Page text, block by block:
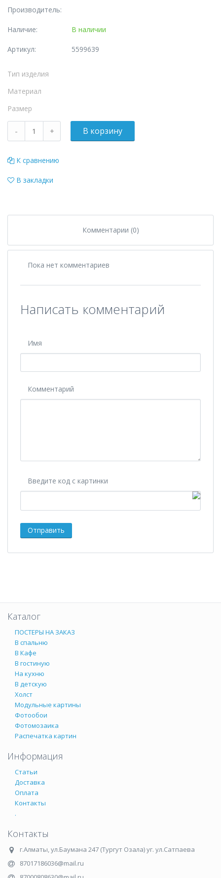
Производитель:
Наличие: В наличии
Артикул: 5599639
Тип изделия
Материал
Размер
К сравнению
В закладки
Комментарии (0)
Пока нет комментариев
Написать комментарий
Имя
Комментарий
Введите код с картинки
Каталог
ПОСТЕРЫ НА ЗАКАЗ
В спальню
В Кафе
В гостиную
На кухню
В детскую
Холст
Модульные картины
Фотообои
Фотомозаика
Распечатка картин
Информация
Статьи
Доставка
Оплата
Контакты
.
Контакты
г.Алматы,ул.Баумана 247 (Тургут Озала) уг. ул.Сатпаева
87017186036@mail.ru